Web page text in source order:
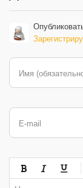
Имя
E-mail
-